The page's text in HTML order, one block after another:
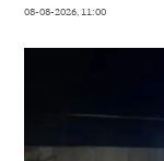
08-08-2026, 11:00